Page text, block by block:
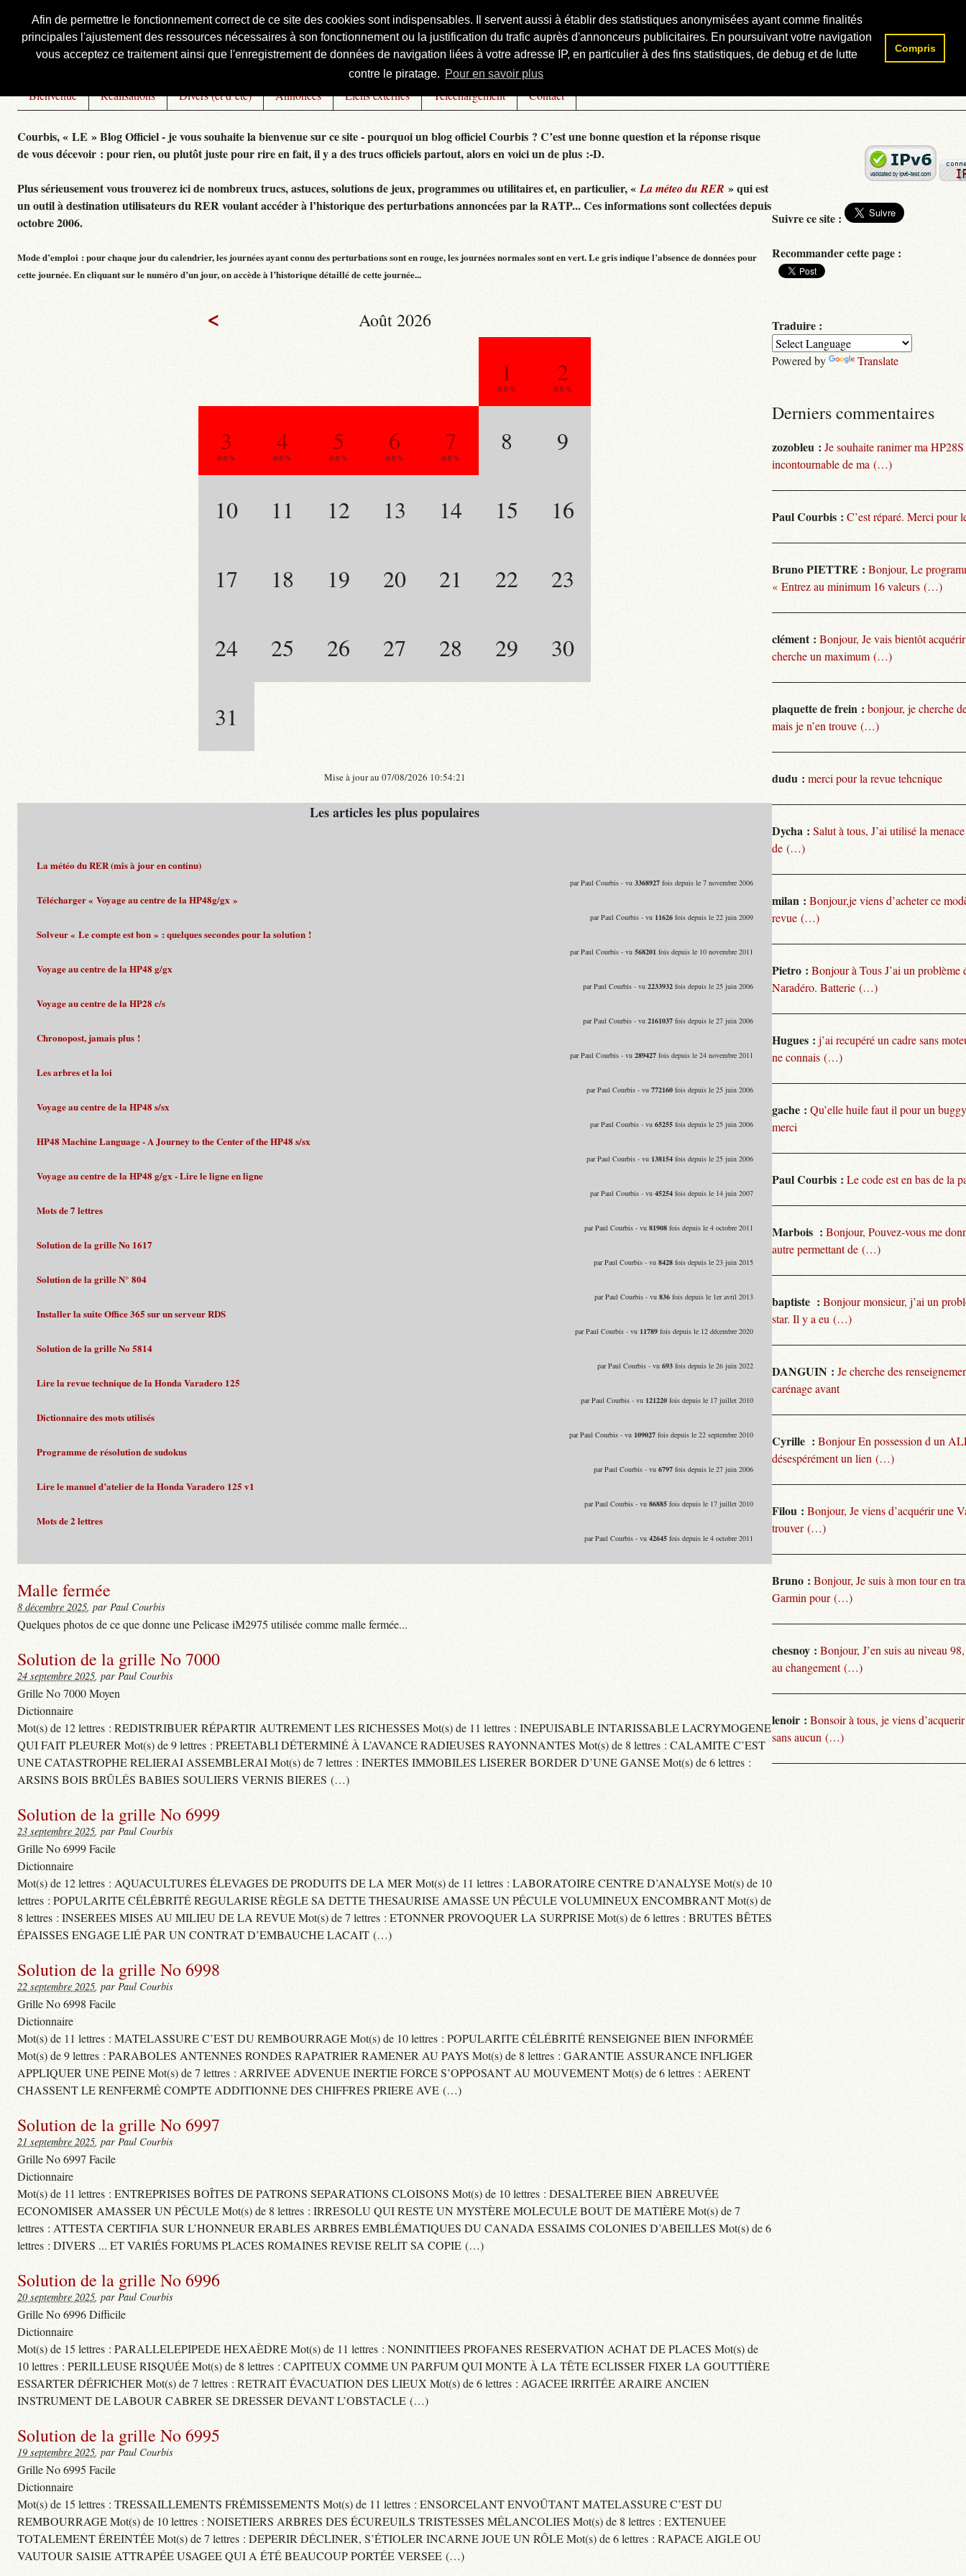
Afin de permettre le fonctionnement correct de ce site des cookies sont indispensables. Il servent aussi à établir des statistiques anonymisées ayant comme finalités
principales l'ajustement des ressources nécessaires à son fonctionnement ou la justification du trafic auprès d'annonceurs publicitaires. En poursuivant votre navigation
vous acceptez ce traitement ainsi que l'enregistrement de données de navigation liées à votre adresse IP, en particulier à des fins statistiques, de debug et de lutte
contre le piratage. Pour en savoir plus
Compris
Courbis, « LE » Blog Officiel
Bienvenue Réalisations Divers (et d’été) Annonces Liens externes Téléchargement Contact
Courbis, « LE » Blog Officiel - je vous souhaite la bienvenue sur ce site - pourquoi un blog officiel Courbis ? C’est une bonne question et la réponse risque
de vous décevoir : pour rien, ou plutôt juste pour rire en fait, il y a des trucs officiels partout, alors en voici un de plus :-D.
Plus sérieusement vous trouverez ici de nombreux trucs, astuces, solutions de jeux, programmes ou utilitaires et, en particulier, «La méteo du RER » qui est
un outil à destination utilisateurs du RER voulant accéder à l’historique des perturbations annoncées par la RATP... Ces informations sont collectées depuis
octobre 2006.
Mode d’emploi : pour chaque jour du calendrier, les journées ayant connu des perturbations sont en rouge, les journées normales sont en vert. Le gris indique l’absence de données pour
cette journée. En cliquant sur le numéro d’un jour, on accède à l’historique détaillé de cette journée...
< Août 2026
1
0.0 %
2
0.0 %
3
0.0 %
4
0.0 %
5
0.0 %
6
0.0 %
7
0.0 %
8 9
10 11 12 13 14 15 16
17 18 19 20 21 22 23
24 25 26 27 28 29 30
31
Mise à jour au 07/08/2026 10:54:21
Les articles les plus populaires
La météo du RER (mis à jour en continu)
par Paul Courbis - vu 3368927fois depuis le 7 novembre 2006
Télécharger « Voyage au centre de la HP48g/gx »
par Paul Courbis - vu 11626fois depuis le 22 juin 2009
Solveur « Le compte est bon » : quelques secondes pour la solution !
par Paul Courbis - vu 568201 fois depuis le 10 novembre 2011
Voyage au centre de la HP48 g/gx
par Paul Courbis - vu 2233932fois depuis le 25 juin 2006
Voyage au centre de la HP28 c/s
par Paul Courbis - vu 2161037fois depuis le 27 juin 2006
Chronopost, jamais plus !
par Paul Courbis - vu 289427fois depuis le 24 novembre 2011
Les arbres et la loi
par Paul Courbis - vu 772160fois depuis le 25 juin 2006
Voyage au centre de la HP48 s/sx
par Paul Courbis - vu 65255fois depuis le 25 juin 2006
HP48 Machine Language - A Journey to the Center of the HP48 s/sx
par Paul Courbis - vu 138154fois depuis le 25 juin 2006
Voyage au centre de la HP48 g/gx - Lire le ligne en ligne
par Paul Courbis - vu 45254fois depuis le 14 juin 2007
Mots de 7 lettres
par Paul Courbis - vu 81908fois depuis le 4 octobre 2011
Solution de la grille No 1617
par Paul Courbis - vu 8428fois depuis le 23 juin 2015
Solution de la grille N° 804
par Paul Courbis - vu 836fois depuis le 1er avril 2013
Installer la suite Office 365 sur un serveur RDS
par Paul Courbis - vu 11789fois depuis le 12 décembre 2020
Solution de la grille No 5814
par Paul Courbis - vu 693fois depuis le 26 juin 2022
Lire la revue technique de la Honda Varadero 125
par Paul Courbis - vu 121220fois depuis le 17 juillet 2010
Dictionnaire des mots utilisés
par Paul Courbis - vu 109027fois depuis le 22 septembre 2010
Programme de résolution de sudokus
par Paul Courbis - vu 6797fois depuis le 27 juin 2006
Lire le manuel d’atelier de la Honda Varadero 125 v1
par Paul Courbis - vu 86885fois depuis le 17 juillet 2010
Mots de 2 lettres
par Paul Courbis - vu 42645fois depuis le 4 octobre 2011
Malle fermée
8 décembre 2025, par Paul Courbis
Quelques photos de ce que donne une Pelicase iM2975 utilisée comme malle fermée...
Solution de la grille No 7000
24 septembre 2025, par Paul Courbis
Grille No 7000 Moyen
Dictionnaire
Mot(s) de 12 lettres : REDISTRIBUER RÉPARTIR AUTREMENT LES RICHESSES Mot(s) de 11 lettres : INEPUISABLE INTARISSABLE LACRYMOGENE
QUI FAIT PLEURER Mot(s) de 9 lettres : PREETABLI DÉTERMINÉ À L’AVANCE RADIEUSES RAYONNANTES Mot(s) de 8 lettres : CALAMITE C’EST
UNE CATASTROPHE RELIERAI ASSEMBLERAI Mot(s) de 7 lettres : INERTES IMMOBILES LISERER BORDER D’UNE GANSE Mot(s) de 6 lettres :
ARSINS BOIS BRÛLÉS BABIES SOULIERS VERNIS BIERES (…)
Solution de la grille No 6999
23 septembre 2025, par Paul Courbis
Grille No 6999 Facile
Dictionnaire
Mot(s) de 12 lettres : AQUACULTURES ÉLEVAGES DE PRODUITS DE LA MER Mot(s) de 11 lettres : LABORATOIRE CENTRE D’ANALYSE Mot(s) de 10
lettres : POPULARITE CÉLÉBRITÉ REGULARISE RÈGLE SA DETTE THESAURISE AMASSE UN PÉCULE VOLUMINEUX ENCOMBRANT Mot(s) de
8 lettres : INSEREES MISES AU MILIEU DE LA REVUE Mot(s) de 7 lettres : ETONNER PROVOQUER LA SURPRISE Mot(s) de 6 lettres : BRUTES BÊTES
ÉPAISSES ENGAGE LIÉ PAR UN CONTRAT D’EMBAUCHE LACAIT (…)
Solution de la grille No 6998
22 septembre 2025, par Paul Courbis
Grille No 6998 Facile
Dictionnaire
Mot(s) de 11 lettres : MATELASSURE C’EST DU REMBOURRAGE Mot(s) de 10 lettres : POPULARITE CÉLÉBRITÉ RENSEIGNEE BIEN INFORMÉE
Mot(s) de 9 lettres : PARABOLES ANTENNES RONDES RAPATRIER RAMENER AU PAYS Mot(s) de 8 lettres : GARANTIE ASSURANCE INFLIGER
APPLIQUER UNE PEINE Mot(s) de 7 lettres : ARRIVEE ADVENUE INERTIE FORCE S’OPPOSANT AU MOUVEMENT Mot(s) de 6 lettres : AERENT
CHASSENT LE RENFERMÉ COMPTE ADDITIONNE DES CHIFFRES PRIERE AVE (…)
Solution de la grille No 6997
21 septembre 2025, par Paul Courbis
Grille No 6997 Facile
Dictionnaire
Mot(s) de 11 lettres : ENTREPRISES BOÎTES DE PATRONS SEPARATIONS CLOISONS Mot(s) de 10 lettres : DESALTEREE BIEN ABREUVÉE
ECONOMISER AMASSER UN PÉCULE Mot(s) de 8 lettres : IRRESOLU QUI RESTE UN MYSTÈRE MOLECULE BOUT DE MATIÈRE Mot(s) de 7
lettres : ATTESTA CERTIFIA SUR L’HONNEUR ERABLES ARBRES EMBLÉMATIQUES DU CANADA ESSAIMS COLONIES D’ABEILLES Mot(s) de 6
lettres : DIVERS ... ET VARIÉS FORUMS PLACES ROMAINES REVISE RELIT SA COPIE (…)
Solution de la grille No 6996
20 septembre 2025, par Paul Courbis
Grille No 6996 Difficile
Dictionnaire
Mot(s) de 15 lettres : PARALLELEPIPEDE HEXAÈDRE Mot(s) de 11 lettres : NONINITIEES PROFANES RESERVATION ACHAT DE PLACES Mot(s) de
10 lettres : PERILLEUSE RISQUÉE Mot(s) de 8 lettres : CAPITEUX COMME UN PARFUM QUI MONTE À LA TÊTE ECLISSER FIXER LA GOUTTIÈRE
ESSARTER DÉFRICHER Mot(s) de 7 lettres : RETRAIT ÉVACUATION DES LIEUX Mot(s) de 6 lettres : AGACEE IRRITÉE ARAIRE ANCIEN
INSTRUMENT DE LABOUR CABRER SE DRESSER DEVANT L’OBSTACLE (…)
Solution de la grille No 6995
19 septembre 2025, par Paul Courbis
Grille No 6995 Facile
Dictionnaire
Mot(s) de 15 lettres : TRESSAILLEMENTS FRÉMISSEMENTS Mot(s) de 11 lettres : ENSORCELANT ENVOÛTANT MATELASSURE C’EST DU
REMBOURRAGE Mot(s) de 10 lettres : NOISETIERS ARBRES DES ÉCUREUILS TRISTESSES MÉLANCOLIES Mot(s) de 8 lettres : EXTENUEE
TOTALEMENT ÉREINTÉE Mot(s) de 7 lettres : DEPERIR DÉCLINER, S’ÉTIOLER INCARNE JOUE UN RÔLE Mot(s) de 6 lettres : RAPACE AIGLE OU
VAUTOUR SAISIE ATTRAPÉE USAGEE QUI A ÉTÉ BEAUCOUP PORTÉE VERSEE (…)
Rechercher :
Suivre ce site :
Recommander cette page :
Traduire :
Powered by Translate
Derniers commentaires
zozobleu : Je souhaite ranimer ma
incontournable de ma (…)
Paul Courbis : C’est réparé. Merci pour
Bruno PIETTRE : Bonjour, Le
« Entrez au minimum 16 valeurs (…)
clément : Bonjour, Je vais bientôt
cherche un maximum (…)
plaquette de frein : bonjour, je cherche
mais je n’en trouve (…)
dudu : merci pour la revue tehcnique
Dycha : Salut à tous, J’ai utilisé la
de (…)
milan : Bonjour,je viens d’acheter ce
revue (…)
Pietro : Bonjour à Tous J’ai un problème
Naradéro. Batterie (…)
Hugues : j’ai recupéré un cadre sans
ne connais (…)
gache : Qu’elle huile faut il pour un
merci
Paul Courbis : Le code est en bas de la
Marbois : Bonjour, Pouvez-vous me
autre permettant de (…)
baptiste : Bonjour monsieur, j’ai un
star. Il y a eu (…)
DANGUIN : Je cherche des
carénage avant
Cyrille : Bonjour En possession d un
désespérément un lien (…)
Filou : Bonjour, Je viens d’acquérir une
trouver (…)
Bruno : Bonjour, Je suis à mon tour en
Garmin pour (…)
chesnoy : Bonjour, J’en suis au niveau
au changement (…)
lenoir : Bonsoir à tous, je viens
sans aucun (…)